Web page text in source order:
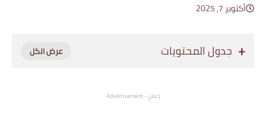
أكتوبر 7, 2025
جدول المحتويات
إعلان - Advertisement